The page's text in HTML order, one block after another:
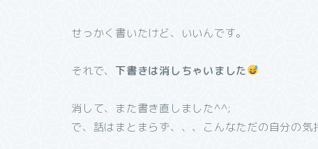
せっかく書いたけど、いいんです。
それで、 下書きは消しちゃいました
消して、また書き直しました^^;
で、話はまとまらず、、、こんなただの自分の気